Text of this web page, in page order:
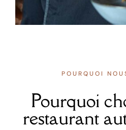
POURQUOI
Pourquoi
restaurant